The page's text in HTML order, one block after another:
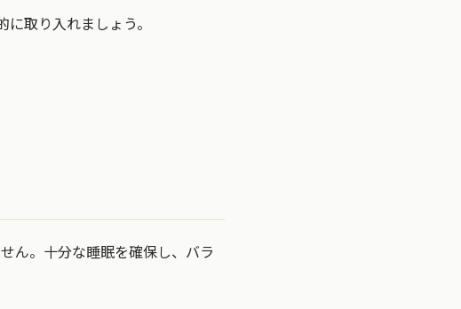
取り入れましょう。
ん。十分な睡眠を確保し、バラ